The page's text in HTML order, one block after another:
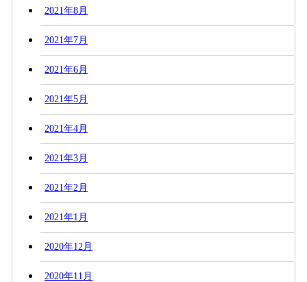
2021年8月
2021年7月
2021年6月
2021年5月
2021年4月
2021年3月
2021年2月
2021年1月
2020年12月
2020年11月